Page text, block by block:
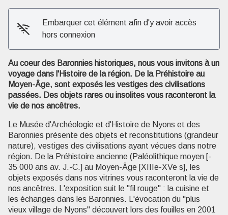
Voir l'image en plein écran
Embarquer cet élément afin d'y avoir accès
hors connexion
Au coeur des Baronnies historiques, nous vous invitons à un
voyage dans l'Histoire de la région. De la Préhistoire au
Moyen-Âge, sont exposés les vestiges des civilisations
passées. Des objets rares ou insolites vous raconteront la
vie de nos ancêtres.
Le Musée d'Archéologie et d'Histoire de Nyons et des
Baronnies présente des objets et reconstitutions (grandeur
nature), vestiges des civilisations ayant vécues dans notre
région. De la Préhistoire ancienne (Paléolithique moyen [-
35 000 ans av. J.-C.] au Moyen-Âge [XIIIe-XVe s], les
objets exposés dans nos vitrines vous raconteront la vie de
nos ancêtres. L'exposition suit le "fil rouge" : la cuisine et
les échanges dans les Baronnies. L'évocation du "plus
vieux village de Nyons" découvert lors des fouilles en 2001